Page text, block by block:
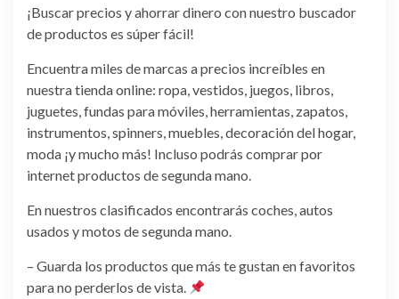
¡Buscar precios y ahorrar dinero con nuestro buscador
de productos es súper fácil!
Encuentra miles de marcas a precios increíbles en
nuestra tienda online: ropa, vestidos, juegos, libros,
juguetes, fundas para móviles, herramientas, zapatos,
instrumentos, spinners, muebles, decoración del hogar,
moda ¡y mucho más! Incluso podrás comprar por
internet productos de segunda mano.
En nuestros clasificados encontrarás coches, autos
usados y motos de segunda mano.
– Guarda los productos que más te gustan en favoritos
para no perderlos de vista.